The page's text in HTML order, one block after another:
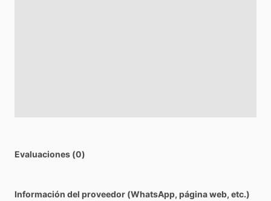
Evaluaciones (0)
Información del proveedor (WhatsApp, página web, etc.)